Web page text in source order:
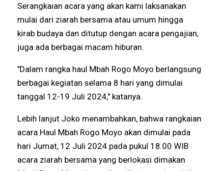
Serangkaian acara yang akan kami laksanakan
mulai dari ziarah bersama atau umum hingga
kirab budaya dan ditutup dengan acara pengajian,
juga ada berbagai macam hiburan.
"Dalam rangka haul Mbah Rogo Moyo berlangsung
berbagai kegiatan selama 8 hari yang dimulai
tanggal 12-19 Juli 2024," katanya.
Lebih lanjut Joko menambahkan, bahwa rangkaian
acara Haul Mbah Rogo Moyo akan dimulai pada
hari Jumat, 12 Juli 2024 pada pukul 18.00 WIB
acara ziarah bersama yang berlokasi dimakan